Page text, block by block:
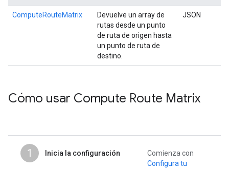
ComputeRouteMatrix
Devuelve un array de
rutas desde un punto
de ruta de origen hasta
un punto de ruta de
destino.
JSON
Cómo usar Compute Route Matrix
1 Inicia la configuración
Comienza con
Configura tu